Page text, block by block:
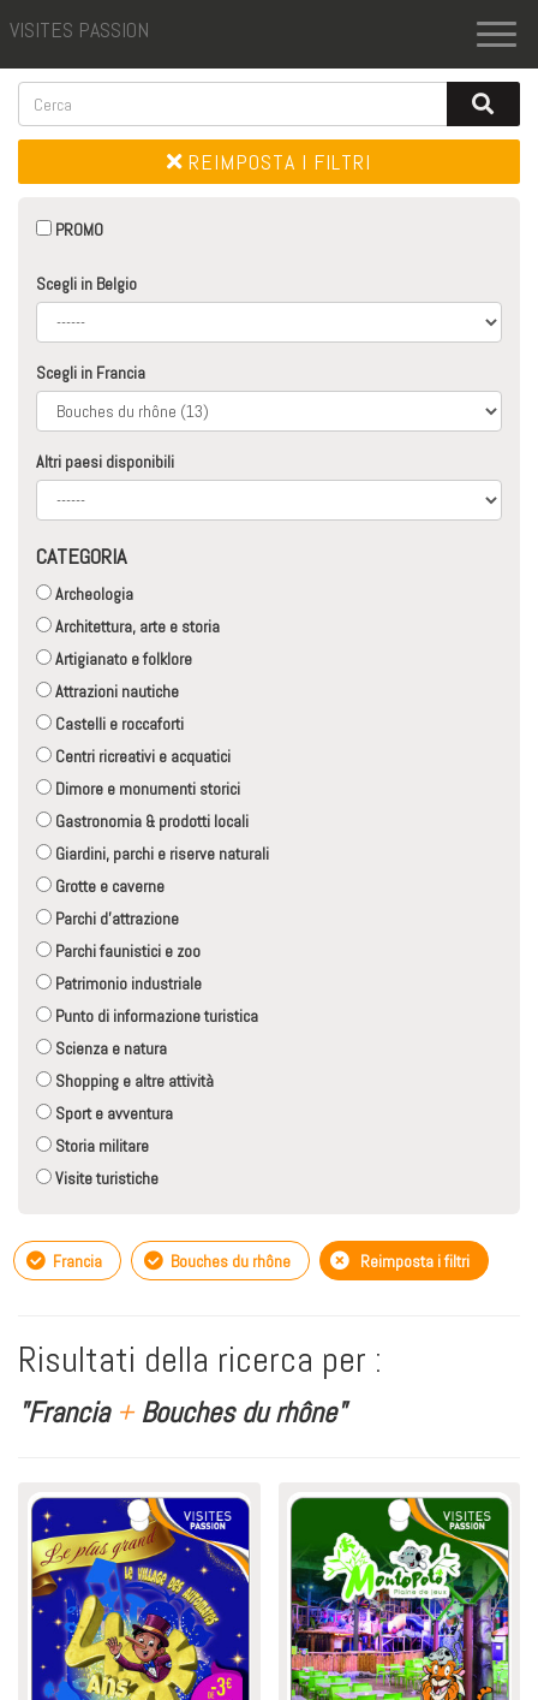
VISITES PASSION
REIMPOSTA I FILTRI
PROMO
Scegli in Belgio
Scegli in Francia
Altri paesi disponibili
CATEGORIA
Archeologia
Architettura, arte e storia
Artigianato e folklore
Attrazioni nautiche
Castelli e roccaforti
Centri ricreativi e acquatici
Dimore e monumenti storici
Gastronomia & prodotti locali
Giardini, parchi e riserve naturali
Grotte e caverne
Parchi d'attrazione
Parchi faunistici e zoo
Patrimonio industriale
Punto di informazione turistica
Scienza e natura
Shopping e altre attività
Sport e avventura
Storia militare
Visite turistiche
Francia Bouches du rhône Reimposta i filtri
Risultati della ricerca per :
"Francia +Bouches du rhône"